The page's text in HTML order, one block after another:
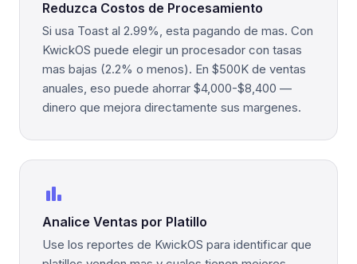
Reduzca Costos de Procesamiento
Si usa Toast al 2.99%, esta pagando de mas. Con
KwickOS puede elegir un procesador con tasas
mas bajas (2.2% o menos). En $500K de ventas
anuales, eso puede ahorrar $4,000-$8,400 —
dinero que mejora directamente sus margenes.
bar_chart
Analice Ventas por Platillo
Use los reportes de KwickOS para identificar que